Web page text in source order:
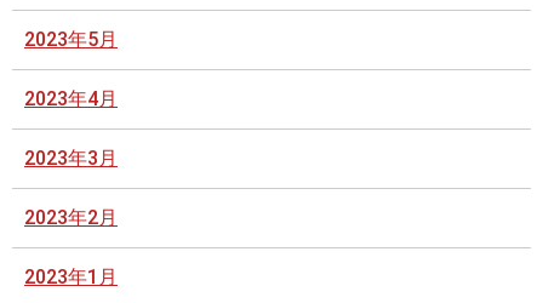
2023年5月
2023年4月
2023年3月
2023年2月
2023年1月